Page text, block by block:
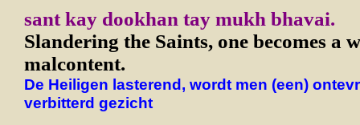
sant kay dookhan tay mukh bhavai.
Slandering the Saints, one becomes a
malcontent.
De Heiligen lasterend, wordt men (een)
verbitterd gezicht